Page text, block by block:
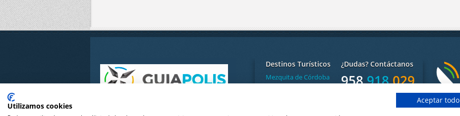
Destinos Turísticos
Mezquita de Córdoba
¿Dudas? Contáctanos
958918029
a 14:00 / 17:00 a 20:00h
Utilizamos cookies
Aceptar todo